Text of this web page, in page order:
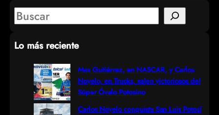
S
a
Lo más reciente
Max Gutiérrez, en NASCAR, y Carlos
Novelo, en Trucks, salen victoriosos del
Súper Óvalo Potosino
Carlos Novelo conquista San Luis Potosí